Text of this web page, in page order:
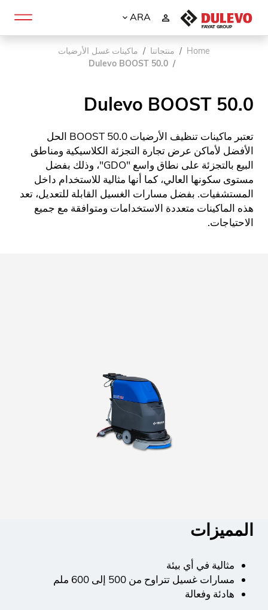
ARA
Home منتجاتنا
ماكينات غسل الأرضيات
Dulevo BOOST 50.0
Dulevo BOOST 50.0
تعتبر ماكينات تنظيف الأرضيات BOOST 50.0 الحل
الأفضل لأماكن عرض تجارة التجزئة الكلاسيكية ومناطق
البيع بالتجزئة على نطاق واسع "GDO"، وذلك بفضل
مستوى سكونها العالي، كما أنها مثالية للاستخدام داخل
المستشفيات. بفضل مسارات الغسيل القابلة للتعديل، تعد
هذه الماكينات متعددة الاستخدامات ومتوافقة مع جميع
الاحتياجات.
المميزات
مثالية في أي بيئة
مسارات غسيل تتراوح من 500 إلى 600 ملم
هادئة وفعالة